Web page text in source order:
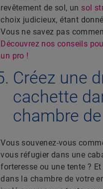
revêtement de sol, un sol
choix judicieux, étant
Vous ne savez pas
Découvrez nos conseils
un pro !
Créez une
cachette
chambre
Vous souvenez-vous
vous réfugier dans une
forteresse ou une tente ?
dans la chambre de votre